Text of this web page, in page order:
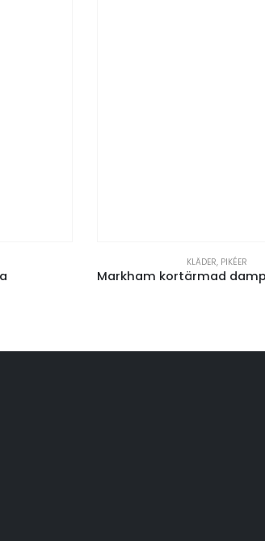
KLÄDER, PIKÉER